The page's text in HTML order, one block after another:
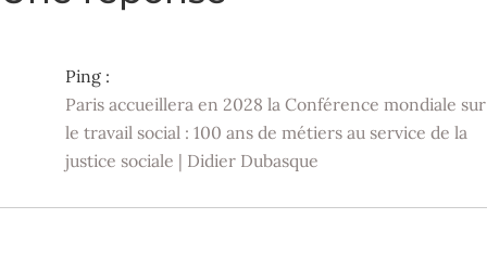
Ping :
Paris accueillera en 2028 la Conférence mondiale sur
le travail social : 100 ans de métiers au service de la
justice sociale | Didier Dubasque